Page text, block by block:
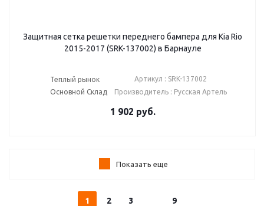
Защитная сетка решетки переднего бампера для Kia Rio
2015-2017 (SRK-137002) в Барнауле
Теплый рынок
Основной Склад
Артикул : SRK-137002
Производитель : Русская Артель
1 902 руб.
Показать еще
1 2 3 9